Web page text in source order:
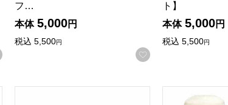
お気に入りに登録する
フ…
本体 5,000円
税込 5,500円
お気に入りに登録
ト】
本体 5,000円
税込 5,500円
バイカラー ペアタンブラーブラック＆ホワイト
リーデル リ